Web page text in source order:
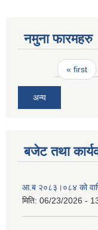
नमुना फारमहरु
Pages« first
अन्य
बजेट तथा
आ.ब २०८३।०८४ को
मिति: 06/23/2026 -